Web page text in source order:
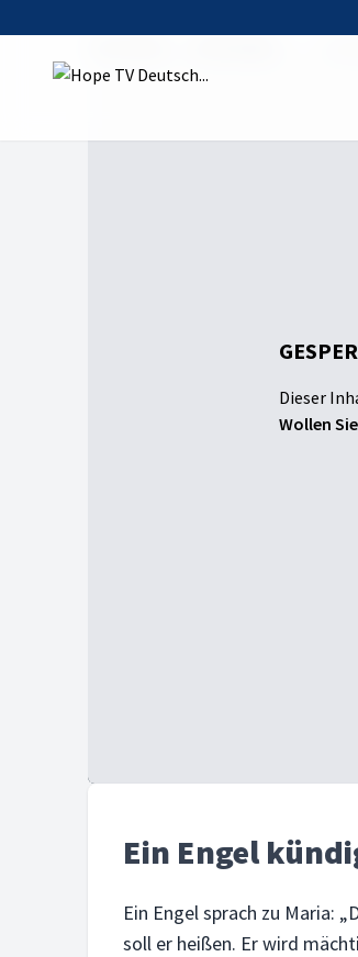
Dieser
Wollen
Ein Engel
Ein Engel sprach zu Maria:
soll er heißen. Er wird